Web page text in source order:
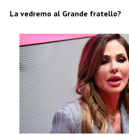
La vedremo al Grande fratello?